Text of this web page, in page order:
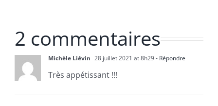
2 commentaires
Michèle Liévin 28 juillet 2021 at 8h29- Répondre
Très appétissant !!!